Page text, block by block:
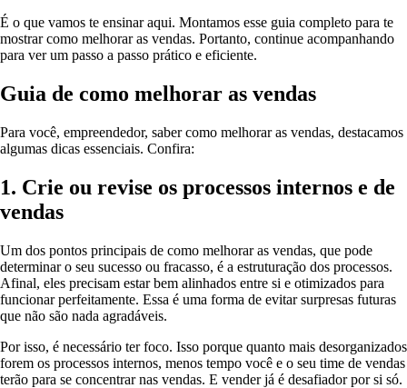
É o que vamos te ensinar aqui. Montamos esse guia completo para te
mostrar como melhorar as vendas. Portanto, continue acompanhando
para ver um passo a passo prático e eficiente.
Guia de como melhorar as vendas
Para você, empreendedor, saber como melhorar as vendas, destacamos
algumas dicas essenciais. Confira:
1. Crie ou revise os processos internos e de
vendas
Um dos pontos principais de como melhorar as vendas, que pode
determinar o seu sucesso ou fracasso, é a estruturação dos processos.
Afinal, eles precisam estar bem alinhados entre si e otimizados para
funcionar perfeitamente. Essa é uma forma de evitar surpresas futuras
que não são nada agradáveis.
Por isso, é necessário ter foco. Isso porque quanto mais desorganizados
forem os processos internos, menos tempo você e o seu time de vendas
terão para se concentrar nas vendas. E vender já é desafiador por si só.